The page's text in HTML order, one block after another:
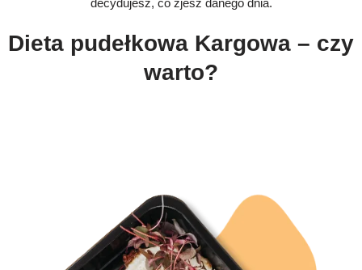
decydujesz, co zjesz danego dnia.
Dieta pudełkowa Kargowa – czy
warto?